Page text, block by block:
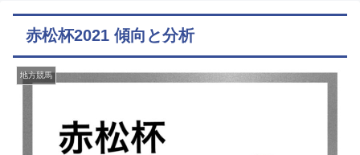
赤松杯2021 傾向と分析
地方競馬